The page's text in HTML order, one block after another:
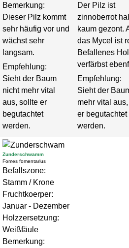
Bemerkung:
Dieser Pilz kommt
sehr häufig vor und
wächst sehr
langsam.
Empfehlung:
Sieht der Baum
nicht mehr vital
aus, sollte er
begutachtet
werden.
Der Pilz ist
zinnoberrot
kaum gezont.
das Mycel ist
Befallenes
verfärbst
Empfehlung:
Sieht der
mehr vital
er begutachtet
werden.
Zunderschwamm
Fomes fomentarius
Befallszone:
Stamm / Krone
Fruchtkoerper:
Januar - Dezember
Holzzersetzung:
Weißfäule
Bemerkung: